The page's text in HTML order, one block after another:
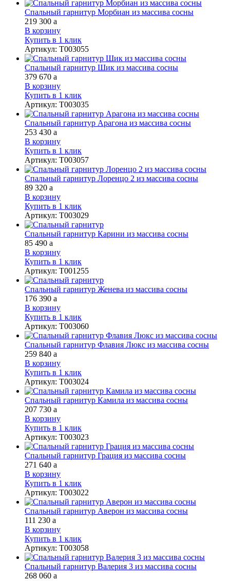
Спальный гарнитур Морбиан из массива сосны
219 300 a
В корзину
Купить в 1 клик
Артикул: Т003055
Спальный гарнитур Шик из массива сосны
379 670 a
В корзину
Купить в 1 клик
Артикул: Т003035
Спальный гарнитур Арагона из массива сосны
253 430 a
В корзину
Купить в 1 клик
Артикул: Т003057
Спальный гарнитур Лоренцо 2 из массива сосны
89 320 a
В корзину
Купить в 1 клик
Артикул: Т003029
Спальный гарнитур Карини из массива сосны
85 490 a
В корзину
Купить в 1 клик
Артикул: Т001255
Спальный гарнитур Женева из массива сосны
176 390 a
В корзину
Купить в 1 клик
Артикул: Т003060
Спальный гарнитур Флавия Люкс из массива сосны
259 840 a
В корзину
Купить в 1 клик
Артикул: Т003024
Спальный гарнитур Камила из массива сосны
207 730 a
В корзину
Купить в 1 клик
Артикул: Т003023
Спальный гарнитур Грация из массива сосны
271 640 a
В корзину
Купить в 1 клик
Артикул: Т003022
Спальный гарнитур Аверон из массива сосны
111 230 a
В корзину
Купить в 1 клик
Артикул: Т003058
Спальный гарнитур Валерия 3 из массива сосны
268 060 a